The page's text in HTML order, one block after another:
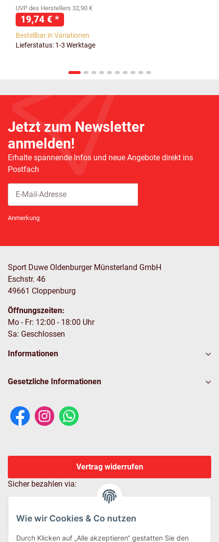
Wie wir Cookies & Co nutzen
Durch Klicken auf „Alle akzeptieren“ gestatten Sie den
UVP des Herstellers 32,90 €
19,74 € *
Bestellbar in Variationen
Lieferstatus: 1-3 Werktage
Jetzt zum Newsletter
anmelden!
Erhalte spannende Infos und neue Angebote direkt ins
Postfach
Anmerkung
Sport Duwe Oldenburger Münsterland GmbH
Eschstr. 46
49661 Cloppenburg
Öffnungszeiten:
Mo - Fr: 12:00 - 18:00 Uhr
Sa: Geschlossen
Informationen
Gesetzliche Informationen
Vertrag widerrufen
Sicher bezahlen via: